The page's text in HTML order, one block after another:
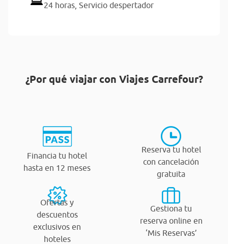
24 horas, Servicio despertador
¿Por qué viajar con Viajes Carrefour?
Financia tu hotel
hasta en 12 meses
Reserva tu hotel
con cancelación
gratuita
Ofertas y
descuentos
exclusivos en
hoteles
Gestiona tu
reserva online en
‘Mis Reservas’